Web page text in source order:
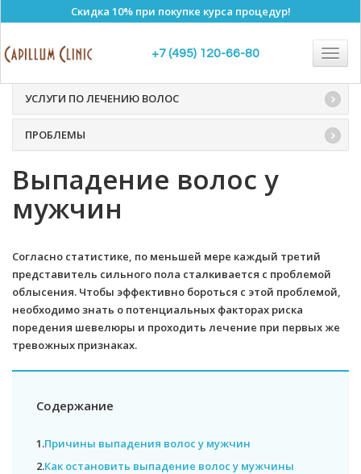
Скидка 10% при покупке курса процедур!
+7 (495) 120-66-80
Выпадение волос
УСЛУГИ ПО ЛЕЧЕНИЮ ВОЛОС
ПРОБЛЕМЫ
Выпадение волос у
мужчин
Согласно статистике, по меньшей мере каждый третий
представитель сильного пола сталкивается с проблемой
облысения. Чтобы эффективно бороться с этой проблемой,
необходимо знать о потенциальных факторах риска
поредения шевелюры и проходить лечение при первых же
тревожных признаках.
Содержание
1.Причины выпадения волос у мужчин
2.Как остановить выпадение волос у мужчины